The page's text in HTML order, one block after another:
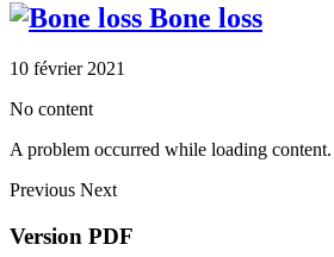
Bone loss
10 février 2021
No content
A problem occurred while loading content.
Previous Next
Version PDF